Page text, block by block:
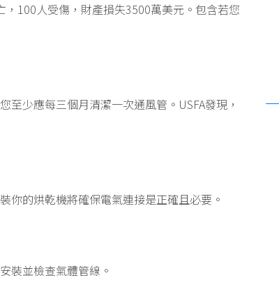
100人受傷，財產損失3500萬美元。包含若您
少應每三個月清潔一次通風管。USFA發現，
你的烘乾機將確保電氣連接是正確且必要。
裝並檢查氣體管線。